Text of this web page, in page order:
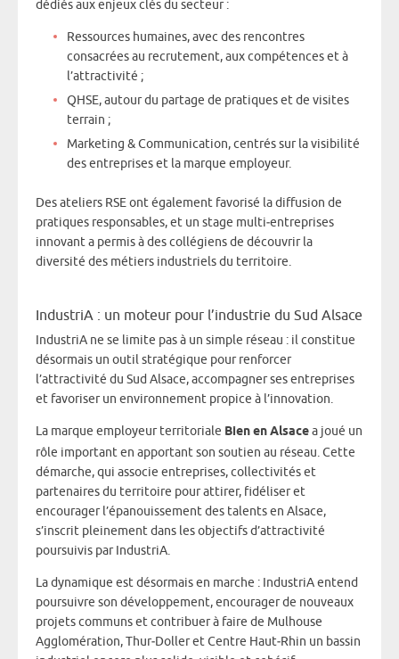
dédiés aux enjeux clés du secteur :
Ressources humaines, avec des rencontres
consacrées au recrutement, aux compétences et à
l’attractivité ;
QHSE, autour du partage de pratiques et de visites
terrain ;
Marketing & Communication, centrés sur la visibilité
des entreprises et la marque employeur.
Des ateliers RSE ont également favorisé la diffusion de
pratiques responsables, et un stage multi‑entreprises
innovant a permis à des collégiens de découvrir la
diversité des métiers industriels du territoire.
IndustriA : un moteur pour l’industrie du Sud Alsace
IndustriA ne se limite pas à un simple réseau : il constitue
désormais un outil stratégique pour renforcer
l’attractivité du Sud Alsace, accompagner ses entreprises
et favoriser un environnement propice à l’innovation.
La marque employeur territoriale Bien en Alsacea joué un
rôle important en apportant son soutien au réseau. Cette
démarche, qui associe entreprises, collectivités et
partenaires du territoire pour attirer, fidéliser et
encourager l’épanouissement des talents en Alsace,
s’inscrit pleinement dans les objectifs d’attractivité
poursuivis par IndustriA.
La dynamique est désormais en marche : IndustriA entend
poursuivre son développement, encourager de nouveaux
projets communs et contribuer à faire de Mulhouse
Agglomération, Thur‑Doller et Centre Haut‑Rhin un bassin